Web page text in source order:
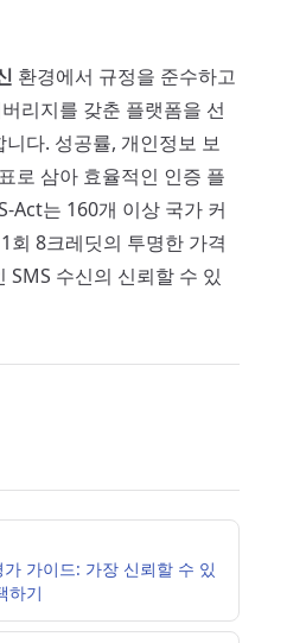
환경에서 규정을 준수하고
리지를 갖춘 플랫폼을 선
다. 성공률, 개인정보 보
로 삼아 효율적인 인증 플
Act는 160개 이상 국가 커
회 8크레딧의 투명한 가격
SMS 수신의 신뢰할 수 있
가이드: 가장 신뢰할 수 있
하기